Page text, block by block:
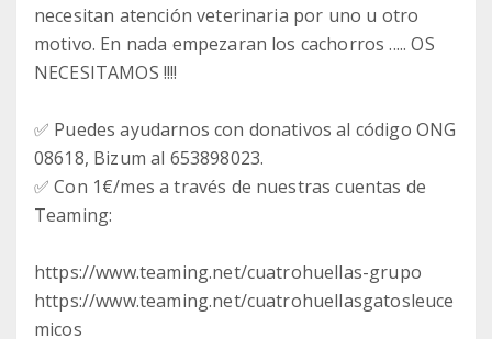
necesitan atención veterinaria por uno u otro
motivo. En nada empezaran los cachorros ..... OS
NECESITAMOS !!!!
✅ Puedes ayudarnos con donativos al código ONG
08618, Bizum al 653898023.
✅ Con 1€/mes a través de nuestras cuentas de
Teaming:
https://www.teaming.net/cuatrohuellas-grupo
https://www.teaming.net/cuatrohuellasgatosleuce
micos